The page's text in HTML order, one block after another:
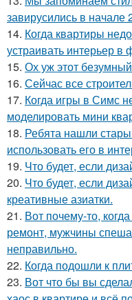
завирусились в начале
14. Когда квартиры
устраивать интерьер в
15. Ох уж этот
16. Сейчас все
17. Когда игры в Симс
моделировать мини
18. Ребята нашли
использовать его в
19. Что будет, если
20. Что будет, если
креативные азиатки.
21. Вот почему-то,
ремонт, мужчины
неправильно.
22. Когда подошли к
23. Вот что бы вы